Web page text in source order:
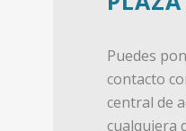
Puedes
contacto
central de
cualquiera